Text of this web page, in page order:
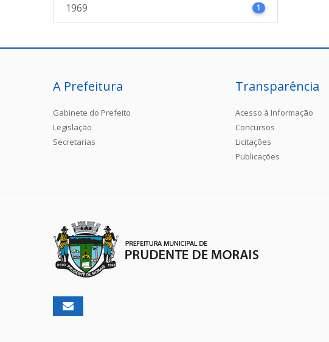
1969 1
A Prefeitura
Gabinete do Prefeito
Legislação
Secretarias
Transparência
Acesso à Informação
Concursos
Licitações
Publicações